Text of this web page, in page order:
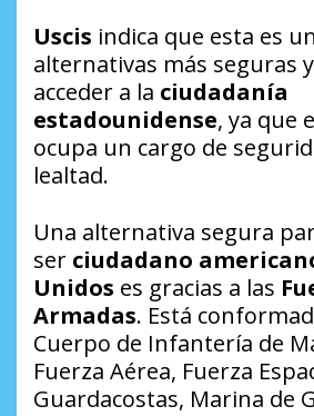
Uscis indica que esta es
alternativas más seguras
acceder a la ciudadanía
estadounidense, ya que
ocupa un cargo de
lealtad.
Una alternativa segura
ser ciudadano
Unidos es gracias a las
Armadas. Está
Cuerpo de Infantería de
Fuerza Aérea, Fuerza
Guardacostas, Marina de